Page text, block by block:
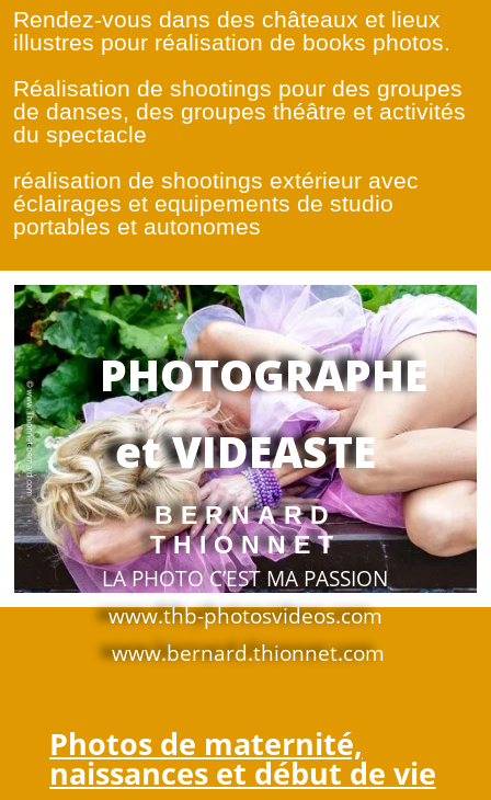
PHOTOGRAPHE
et VIDEASTE
BERNARD
THIONNET
LA PHOTO C’EST MA PASSION
www.thb-photosvideos.com
www.bernard.thionnet.com
Rendez-vous dans des châteaux et lieux
illustres pour réalisation de books photos.
Réalisation de shootings pour des groupes
de danses, des groupes théâtre et activités
du spectacle
réalisation de shootings extérieur avec
éclairages et equipements de studio
portables et autonomes
Photos de maternité,
naissances et début de vie